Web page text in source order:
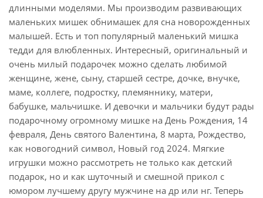
длинными моделями. Мы производим развивающих
маленьких мишек обнимашек для сна новорожденных
малышей. Есть и топ популярный маленький мишка
тедди для влюбленных. Интересный, оригинальный и
очень милый подарочек можно сделать любимой
женщине, жене, сыну, старшей сестре, дочке, внучке,
маме, коллеге, подростку, племяннику, матери,
бабушке, мальчишке. И девочки и мальчики будут рады
подарочному огромному мишке на День Рождения, 14
февраля, День святого Валентина, 8 марта, Рождество,
как новогодний символ, Новый год 2024. Мягкие
игрушки можно рассмотреть не только как детский
подарок, но и как шуточный и смешной прикол с
юмором лучшему другу мужчине на др или нг. Теперь